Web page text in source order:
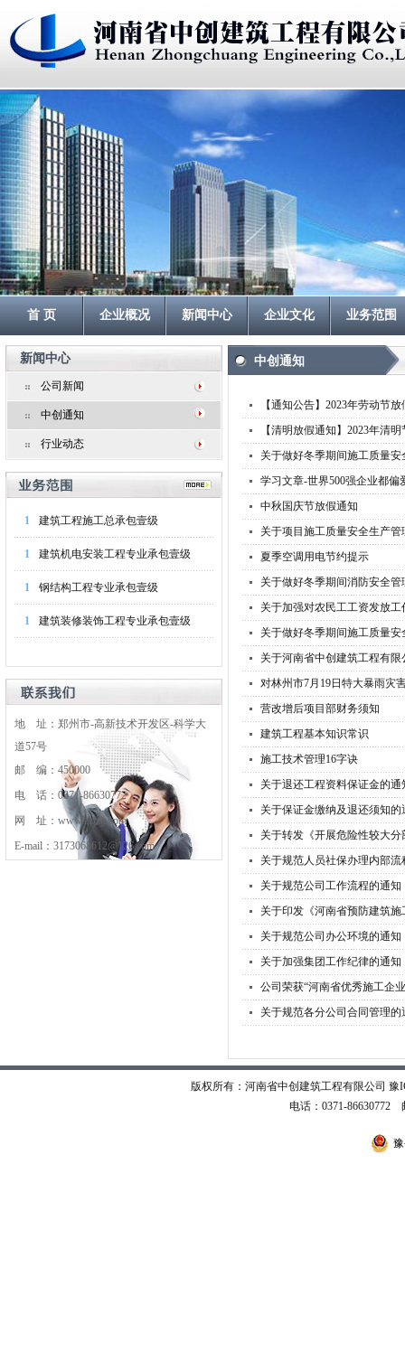
首 页 企业概况 新闻中心 企业文化 业务范围
新闻中心
公司新闻
中创通知
行业动态
1 建筑工程施工总承包壹级
1 建筑机电安装工程专业承包壹级
1 钢结构工程专业承包壹级
1 建筑装修装饰工程专业承包壹级
地 址：郑州市-高新技术开发区-科学大
道57号
邮 编：450000
电 话：0371-86630772
网 址：www.zcjzjt.com
E-mail：3173068612@126.com
中创通知
【通知公告】2023年劳动节放
【清明放假通知】2023年清
关于做好冬季期间施工质量安
学习文章-世界500强企业都偏
中秋国庆节放假通知
关于项目施工质量安全生产管
夏季空调用电节约提示
关于做好冬季期间消防安全管
关于加强对农民工工资发放
关于做好冬季期间施工质量安
关于河南省中创建筑工程有
对林州市7月19日特大暴雨灾
营改增后项目部财务须知
建筑工程基本知识常识
施工技术管理16字诀
关于退还工程资料保证金的通
关于保证金缴纳及退还须知的
关于转发《开展危险性较大
关于规范人员社保办理内部流
关于规范公司工作流程的通知
关于印发《河南省预防建筑
关于规范公司办公环境的通知
关于加强集团工作纪律的通知
公司荣获“河南省优秀施工企
关于规范各分公司合同管理的
版权所有：河南省中创建筑工程有限公司 豫
电话：0371-86630772